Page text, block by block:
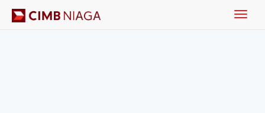
Toggle